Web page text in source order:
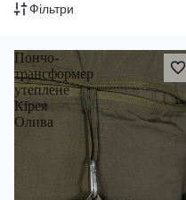
Фільтри
Пончо-
трансформер
утеплене
Кірея
Олива